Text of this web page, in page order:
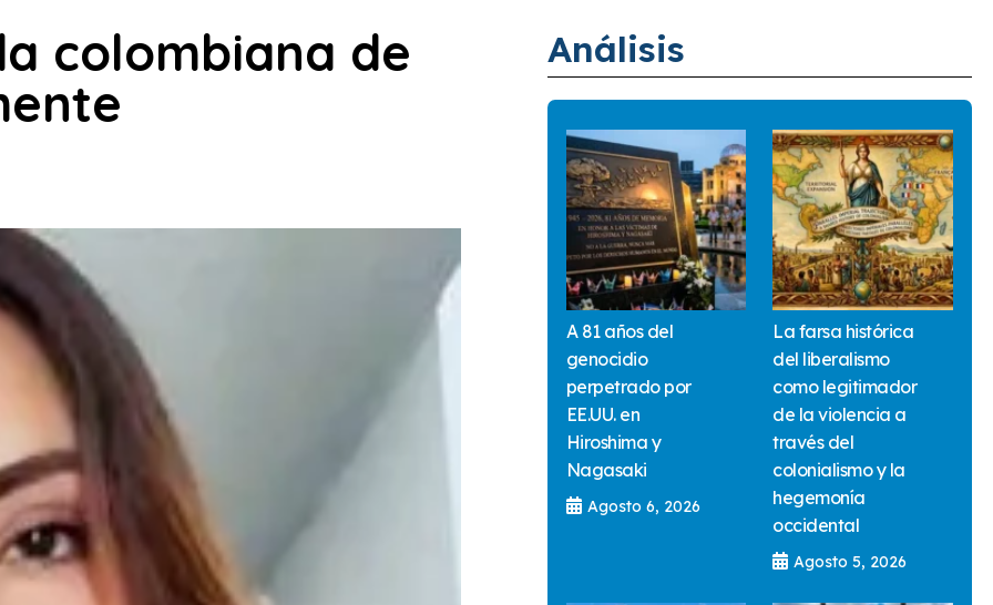
colombiana de
Análisis
A 81 años del
genocidio
perpetrado por
EE.UU. en
Hiroshima y
Nagasaki
Agosto 6, 2026
La farsa histórica
del liberalismo
como legitimador
de la violencia a
través del
colonialismo y la
hegemonía
occidental
Agosto 5, 2026